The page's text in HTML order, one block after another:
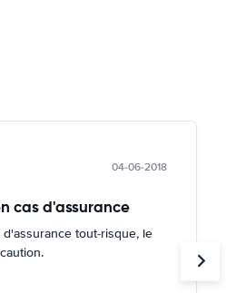
04-06-2018
cas d'assurance
tout-risque, le